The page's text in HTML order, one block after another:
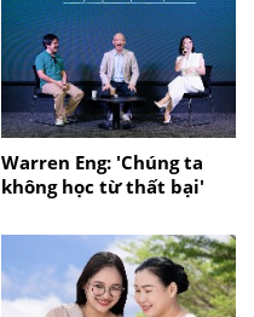
Warren Eng: 'Chúng ta
không học từ thất bại'